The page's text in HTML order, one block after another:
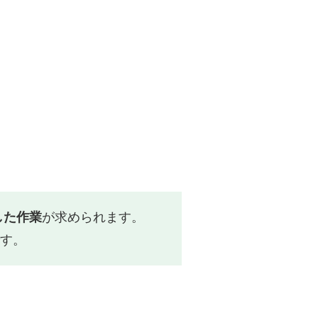
た作業が求められます。
。